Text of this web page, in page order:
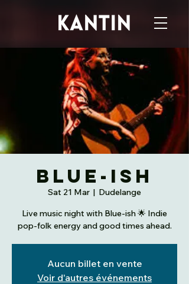
Blue-ish
Sat 21 Mar
  |
Dudelange
Live music night with Blue-ish 🌟 Indie
pop-folk energy and good times ahead.
Aucun billet en vente
Voir d'autres événements